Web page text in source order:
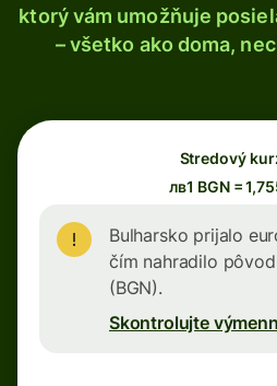
ktorý vám umožňuje
– všetko ako doma,
Stredový
лв1 BGN =
Bulharsko prijalo
čím nahradilo
(BGN).
Skontrolujte